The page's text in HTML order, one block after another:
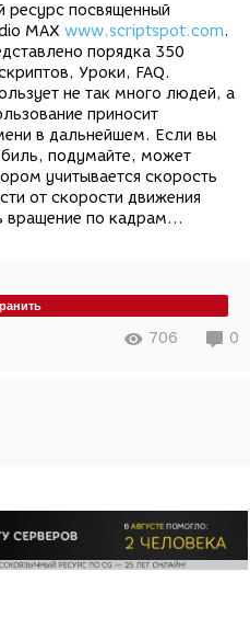
ресурс посвященный
MAX www.scriptspot.com.
порядка 350
Уроки, FAQ.
не так много людей, а
приносит
в дальнейшем. Если вы
подумайте, может
учитывается скорость
от скорости движения
вращение по кадрам...
706 0